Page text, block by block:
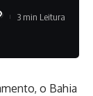
3 min Leitura
o Bahia